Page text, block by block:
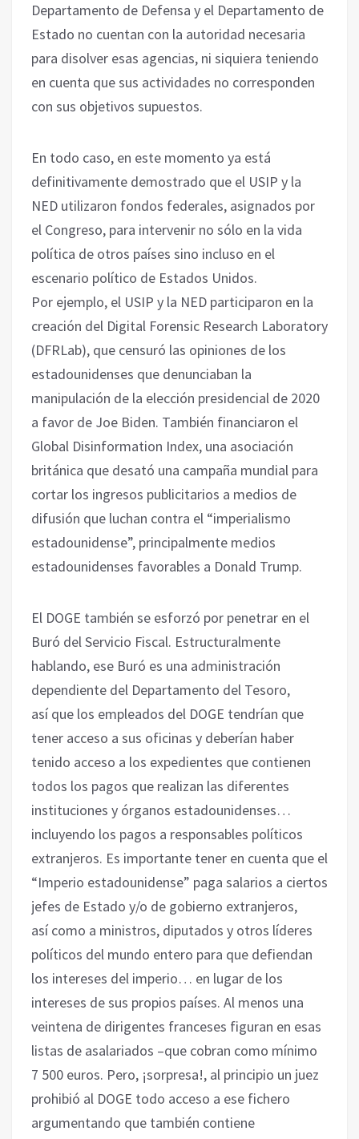
Departamento de Defensa y el Departamento de
Estado no cuentan con la autoridad necesaria
para disolver esas agencias, ni siquiera teniendo
en cuenta que sus actividades no corresponden
con sus objetivos supuestos.
En todo caso, en este momento ya está
definitivamente demostrado que el USIP y la
NED utilizaron fondos federales, asignados por
el Congreso, para intervenir no sólo en la vida
política de otros países sino incluso en el
escenario político de Estados Unidos.
Por ejemplo, el USIP y la NED participaron en la
creación del Digital Forensic Research Laboratory
(DFRLab), que censuró las opiniones de los
estadounidenses que denunciaban la
manipulación de la elección presidencial de 2020
a favor de Joe Biden. También financiaron el
Global Disinformation Index, una asociación
británica que desató una campaña mundial para
cortar los ingresos publicitarios a medios de
difusión que luchan contra el “imperialismo
estadounidense”, principalmente medios
estadounidenses favorables a Donald Trump.
El DOGE también se esforzó por penetrar en el
Buró del Servicio Fiscal. Estructuralmente
hablando, ese Buró es una administración
dependiente del Departamento del Tesoro,
así que los empleados del DOGE tendrían que
tener acceso a sus oficinas y deberían haber
tenido acceso a los expedientes que contienen
todos los pagos que realizan las diferentes
instituciones y órganos estadounidenses…
incluyendo los pagos a responsables políticos
extranjeros. Es importante tener en cuenta que el
“Imperio estadounidense” paga salarios a ciertos
jefes de Estado y/o de gobierno extranjeros,
así como a ministros, diputados y otros líderes
políticos del mundo entero para que defiendan
los intereses del imperio… en lugar de los
intereses de sus propios países. Al menos una
veintena de dirigentes franceses figuran en esas
listas de asalariados –que cobran como mínimo
7 500 euros. Pero, ¡sorpresa!, al principio un juez
prohibió al DOGE todo acceso a ese fichero
argumentando que también contiene